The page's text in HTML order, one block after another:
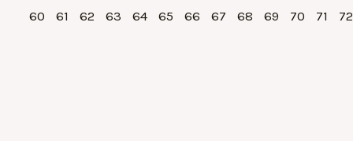
60
61 62 63 64 65 66 67 68 69 70 71 72